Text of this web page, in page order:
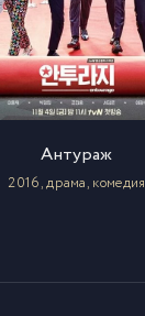
Антураж
2016, драма, комедия